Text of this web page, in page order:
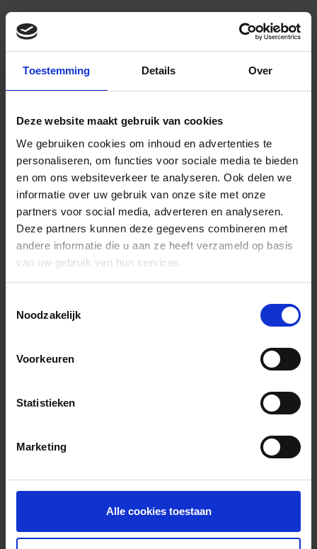
Toestemming Details Over
Deze website maakt gebruik van cookies
We gebruiken cookies om inhoud en advertenties te
personaliseren, om functies voor sociale media te bieden
en om ons websiteverkeer te analyseren. Ook delen we
informatie over uw gebruik van onze site met onze
partners voor social media, adverteren en analyseren.
Deze partners kunnen deze gegevens combineren met
andere informatie die u aan ze heeft verzameld op basis
van uw gebruik van hun services.
Noodzakelijk
Voorkeuren
Statistieken
Marketing
Alle cookies toestaan